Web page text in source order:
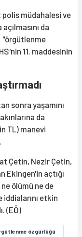
müdahalesi ve
da
"örgütlenme
11. maddesinin
sonra yaşamını
da
TL) manevi
Çetin, Nezir Çetin,
Ekingen'in açtığı
ölümü ne de
etkin
(EÖ)
özgürlüğü